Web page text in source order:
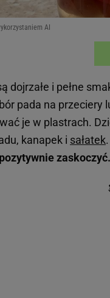
AI
dojrzałe i pełne
pada na przeciery
je w plastrach.
kanapek i sałatek.
zaskoczyć.